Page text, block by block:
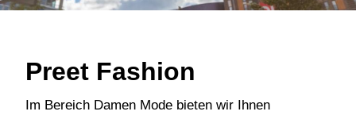
Preet Fashion
Im Bereich Damen Mode bieten wir Ihnen